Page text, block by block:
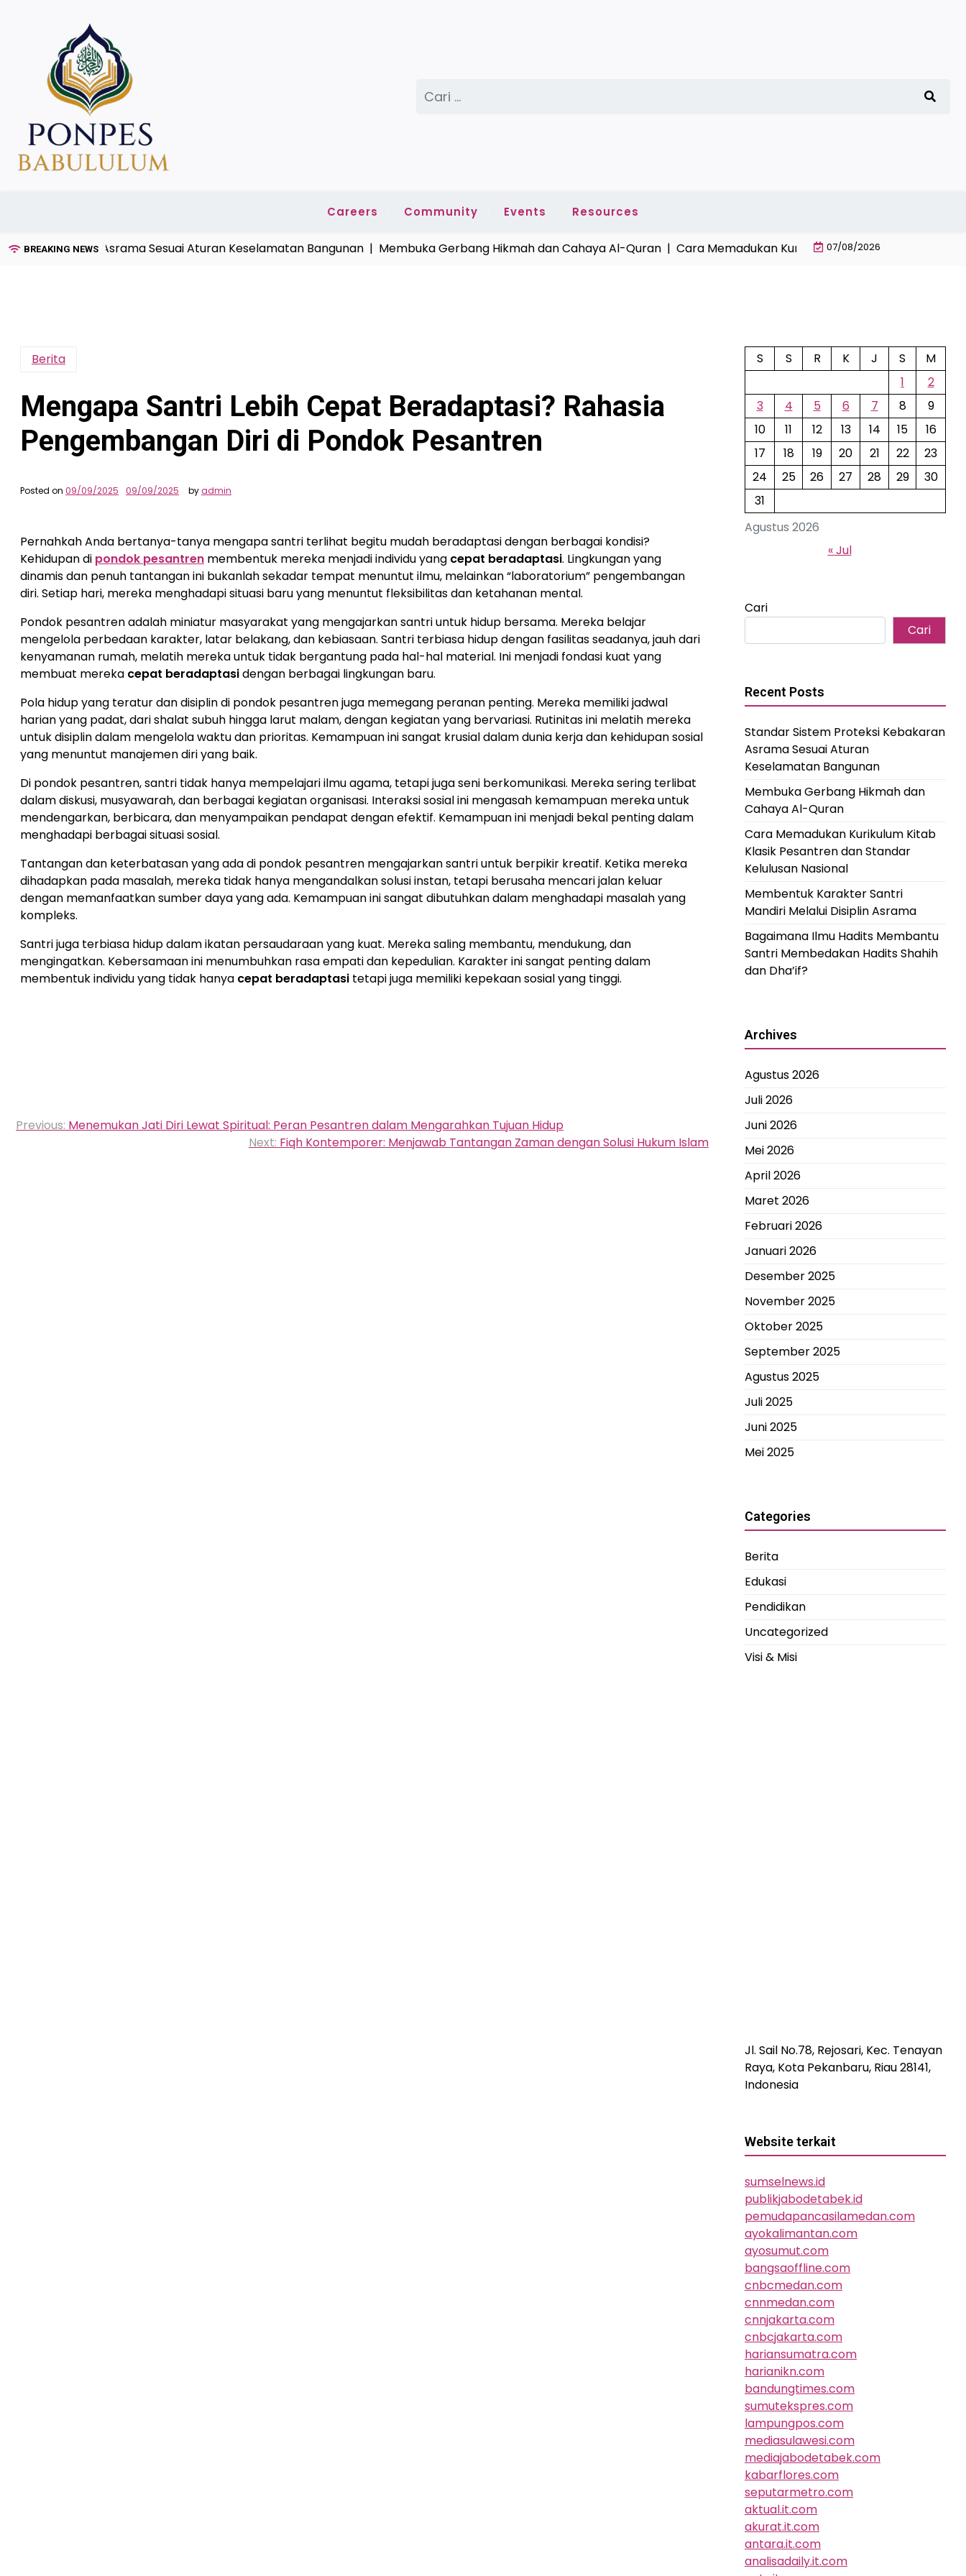
untuk:
Careers Community Events Resources
BREAKING NEWS
Kebakaran Asrama Sesuai Aturan Keselamatan Bangunan |Membuka Gerbang Hikmah dan Cahaya Al-Quran |Cara Memadukan Kurikulum Kitab Klasik Pesantren
07/08/2026
Berita
Mengapa Santri Lebih Cepat Beradaptasi? Rahasia
Pengembangan Diri di Pondok Pesantren
Posted on 09/09/2025 09/09/2025 byadmin
Pernahkah Anda bertanya-tanya mengapa santri terlihat begitu mudah beradaptasi dengan berbagai kondisi?
Kehidupan di pondok pesantren membentuk mereka menjadi individu yang cepat beradaptasi. Lingkungan yang
dinamis dan penuh tantangan ini bukanlah sekadar tempat menuntut ilmu, melainkan “laboratorium” pengembangan
diri. Setiap hari, mereka menghadapi situasi baru yang menuntut fleksibilitas dan ketahanan mental.
Pondok pesantren adalah miniatur masyarakat yang mengajarkan santri untuk hidup bersama. Mereka belajar
mengelola perbedaan karakter, latar belakang, dan kebiasaan. Santri terbiasa hidup dengan fasilitas seadanya, jauh dari
kenyamanan rumah, melatih mereka untuk tidak bergantung pada hal-hal material. Ini menjadi fondasi kuat yang
membuat mereka cepat beradaptasidengan berbagai lingkungan baru.
Pola hidup yang teratur dan disiplin di pondok pesantren juga memegang peranan penting. Mereka memiliki jadwal
harian yang padat, dari shalat subuh hingga larut malam, dengan kegiatan yang bervariasi. Rutinitas ini melatih mereka
untuk disiplin dalam mengelola waktu dan prioritas. Kemampuan ini sangat krusial dalam dunia kerja dan kehidupan sosial
yang menuntut manajemen diri yang baik.
Di pondok pesantren, santri tidak hanya mempelajari ilmu agama, tetapi juga seni berkomunikasi. Mereka sering terlibat
dalam diskusi, musyawarah, dan berbagai kegiatan organisasi. Interaksi sosial ini mengasah kemampuan mereka untuk
mendengarkan, berbicara, dan menyampaikan pendapat dengan efektif. Kemampuan ini menjadi bekal penting dalam
menghadapi berbagai situasi sosial.
Tantangan dan keterbatasan yang ada di pondok pesantren mengajarkan santri untuk berpikir kreatif. Ketika mereka
dihadapkan pada masalah, mereka tidak hanya mengandalkan solusi instan, tetapi berusaha mencari jalan keluar
dengan memanfaatkan sumber daya yang ada. Kemampuan ini sangat dibutuhkan dalam menghadapi masalah yang
kompleks.
Santri juga terbiasa hidup dalam ikatan persaudaraan yang kuat. Mereka saling membantu, mendukung, dan
mengingatkan. Kebersamaan ini menumbuhkan rasa empati dan kepedulian. Karakter ini sangat penting dalam
membentuk individu yang tidak hanya cepat beradaptasi tetapi juga memiliki kepekaan sosial yang tinggi.
Navigasi
Previous: Menemukan Jati Diri Lewat Spiritual: Peran Pesantren dalam Mengarahkan Tujuan Hidup
Next: Fiqh Kontemporer: Menjawab Tantangan Zaman dengan Solusi Hukum Islam
Agustus 2026
S S R K J S
M
1
2
3
4 5 6 7 8
9
10
11 12 13 14 15
16
17
18 19 20 21 22
23
24
25 26 27 28 29
30
31
« Jul
Cari
Cari
Recent Posts
Standar Sistem Proteksi Kebakaran
Asrama Sesuai Aturan
Keselamatan Bangunan
Membuka Gerbang Hikmah dan
Cahaya Al-Quran
Cara Memadukan Kurikulum Kitab
Klasik Pesantren dan Standar
Kelulusan Nasional
Membentuk Karakter Santri
Mandiri Melalui Disiplin Asrama
Bagaimana Ilmu Hadits Membantu
Santri Membedakan Hadits Shahih
dan Dha’if?
Archives
Agustus 2026
Juli 2026
Juni 2026
Mei 2026
April 2026
Maret 2026
Februari 2026
Januari 2026
Desember 2025
November 2025
Oktober 2025
September 2025
Agustus 2025
Juli 2025
Juni 2025
Mei 2025
Categories
Berita
Edukasi
Pendidikan
Uncategorized
Visi & Misi
Jl. Sail No.78, Rejosari, Kec. Tenayan
Raya, Kota Pekanbaru, Riau 28141,
Indonesia
Website terkait
sumselnews.id
publikjabodetabek.id
pemudapancasilamedan.com
ayokalimantan.com
ayosumut.com
bangsaoffline.com
cnbcmedan.com
cnnmedan.com
cnnjakarta.com
cnbcjakarta.com
hariansumatra.com
harianikn.com
bandungtimes.com
sumutekspres.com
lampungpos.com
mediasulawesi.com
mediajabodetabek.com
kabarflores.com
seputarmetro.com
aktual.it.com
akurat.it.com
antara.it.com
analisadaily.it.com